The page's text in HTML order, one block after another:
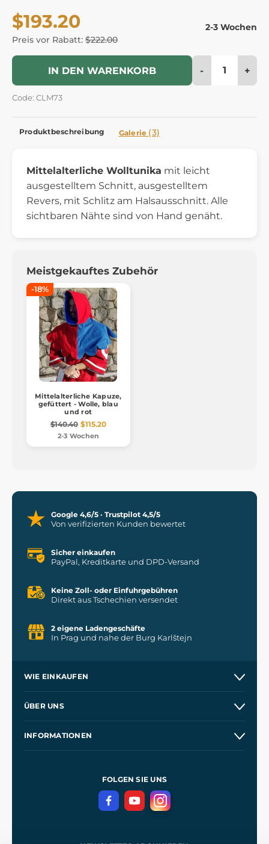
$193.20
Preis vor Rabatt: $222.00
2-3 Wochen
IN DEN WARENKORB - +
Code: CLM73
Produktbeschreibung Galerie (3)
Mittelalterliche Wolltunika mit leicht
ausgestelltem Schnitt, ausgestelltem
Revers, mit Schlitz am Halsausschnitt. Alle
sichtbaren Nähte sind von Hand genäht.
Meistgekauftes Zubehör
-18%
Mittelalterliche Kapuze,
gefüttert - Wolle, blau
und rot
$140.40 $115.20
2-3 Wochen
Google 4,6/5 · Trustpilot 4,5/5
Von verifizierten Kunden bewertet
Sicher einkaufen
PayPal, Kreditkarte und DPD-Versand
Keine Zoll- oder Einfuhrgebühren
Direkt aus Tschechien versendet
2 eigene Ladengeschäfte
In Prag und nahe der Burg Karlštejn
WIE EINKAUFEN
Kontakt
ÜBER UNS
INFORMATIONEN
DatenschutzerklärungFOLGEN SIE UNS